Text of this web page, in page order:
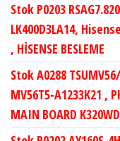
Stok P0203
LK400D3LA14,
, HİSENSE BESLEME
Stok A0288
MV56T5-A1233K21 ,
MAIN BOARD